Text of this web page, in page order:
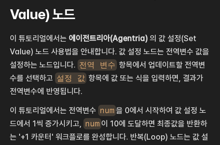
Value) 노드
이 튜토리얼에서는 에이전트리아(Agentria) 의 값 설정(Set
Value) 노드 사용법을 안내합니다. 값 설정 노드는 전역변수 값을
설정하는 노드입니다. 전역 변수 항목에서 업데이트할 전역변
수를 선택하고 설정 값 항목에 값 또는 식을 입력하면, 결과가
전역변수에 반영됩니다.
이 튜토리얼에서는 전역변수 num을 0에서 시작하여 값 설정 노
드에서 1씩 증가시키고, num 이 10에 도달하면 최종값을 반환하
는 '+1 카운터' 워크플로를 완성합니다. 반복(Loop) 노드는 값 설